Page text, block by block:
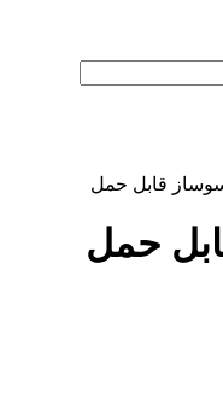
قابل حمل
حمل